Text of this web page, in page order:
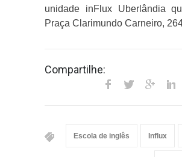
unidade inFlux Uberlândia
Praça Clarimundo Carneiro,
Compartilhe:
Escola de inglês Influx